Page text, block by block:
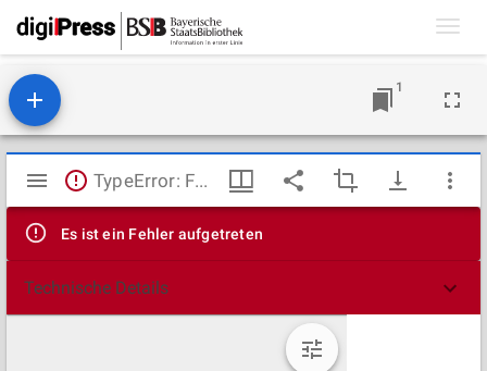
1
Mirador
Viewer
TypeError: Failed to fetch
Es ist ein Fehler aufgetreten
Technische Details